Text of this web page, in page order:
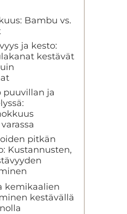
Bambu vs.
ja kesto:
kestävät
puuvillan ja
pitkän
Kustannusten,
kemikaalien
kestävällä